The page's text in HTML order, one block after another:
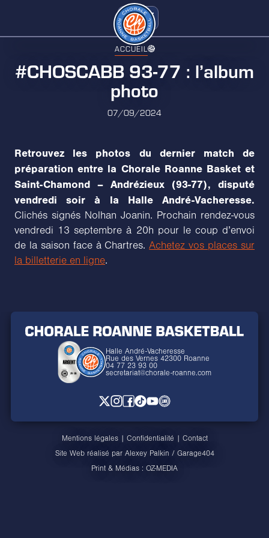
ACCUEIL
#CHOSCABB 93-77 : l’album
photo
07/09/2024
Retrouvez les photos du dernier match de
préparation entre la Chorale Roanne Basket et
Saint-Chamond – Andrézieux (93-77), disputé
vendredi soir à la Halle André-Vacheresse.
Clichés signés Nolhan Joanin. Prochain rendez-vous
vendredi 13 septembre à 20h pour le coup d’envoi
de la saison face à Chartres.Achetez vos places sur
la billetterie en ligne.
Halle André-Vacheresse
Rue des Vernes 42300 Roanne
04 77 23 93 00
secretariat@chorale-roanne.com
Mentions légales| Confidentialité | Contact
Site Web réalisé par Alexey Palkin / Garage404
Print & Médias : OZ-MEDIA